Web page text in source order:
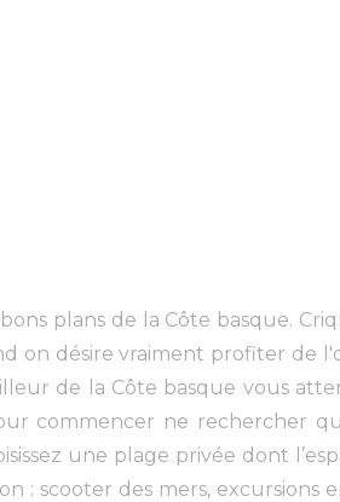
plans de la Côte basque.
on désire vraiment profiter
de la Côte basque vous
commencer ne rechercher
une plage privée dont
: scooter des mers,